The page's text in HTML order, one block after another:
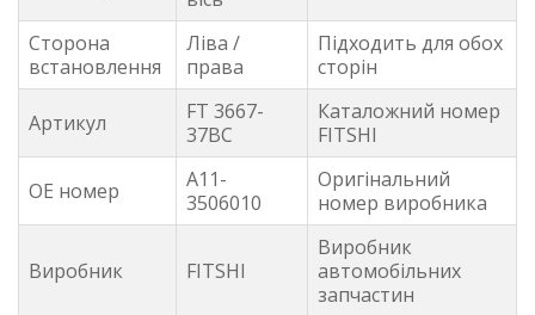
Сторона
встановлення
Ліва /
права
Підходить для обох
сторін
Артикул
FT 3667-
37BC
Каталожний номер
FITSHI
OE номер
A11-
3506010
Оригінальний
номер виробника
Виробник FITSHI
Виробник
автомобільних
запчастин